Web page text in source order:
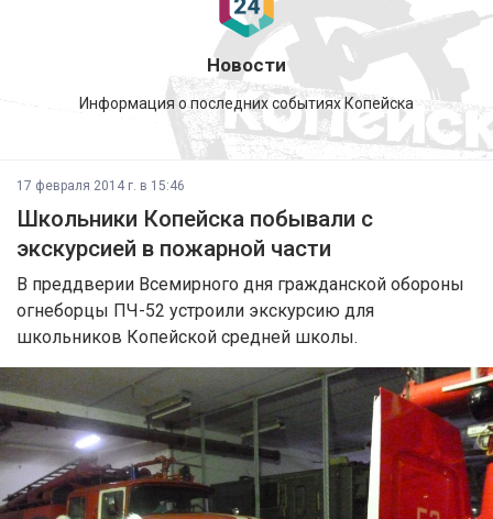
Новости
Информация о последних событиях Копейска
17 февраля 2014 г. в 15:46
Школьники Копейска побывали с
экскурсией в пожарной части
В преддверии Всемирного дня гражданской обороны
огнеборцы ПЧ-52 устроили экскурсию для
школьников Копейской средней школы.